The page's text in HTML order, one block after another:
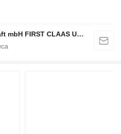
CLAAS Vertriebsgesellschaft mbH FIRST CLAAS USED Center